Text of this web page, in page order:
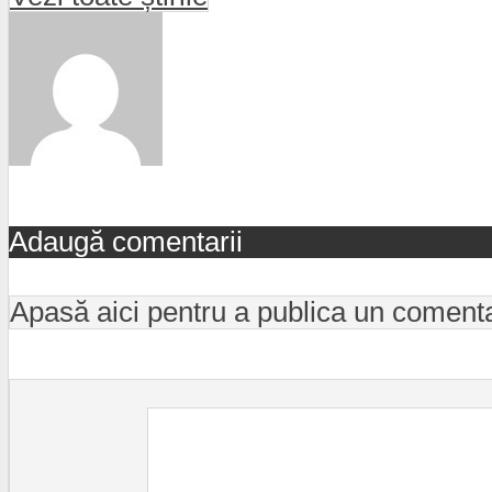
Adaugă comentarii
Apasă aici pentru a publica un